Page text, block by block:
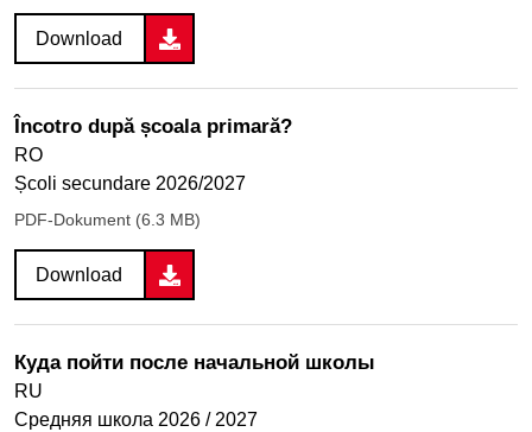
Download
Încotro după școala primară?
RO
Școli secundare 2026/2027
PDF-Dokument (6.3 MB)
Download
Куда пойти после начальной школы
RU
Средняя школа 2026 / 2027